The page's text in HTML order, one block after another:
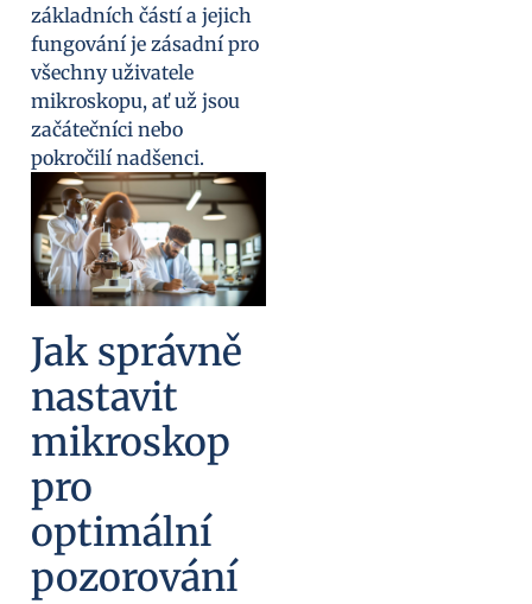
základních částí a jejich
fungování je zásadní pro
všechny uživatele
mikroskopu, ať už jsou
začátečníci nebo
pokročilí nadšenci.
Jak správně
nastavit
mikroskop
pro
optimální
pozorování